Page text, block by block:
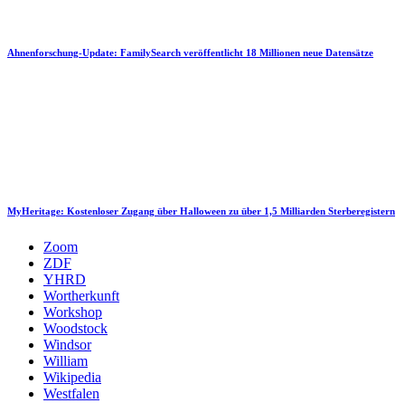
Ahnenforschung-Update: FamilySearch veröffentlicht 18 Millionen neue Datensätze
MyHeritage: Kostenloser Zugang über Halloween zu über 1,5 Milliarden Sterberegistern
Zoom
ZDF
YHRD
Wortherkunft
Workshop
Woodstock
Windsor
William
Wikipedia
Westfalen